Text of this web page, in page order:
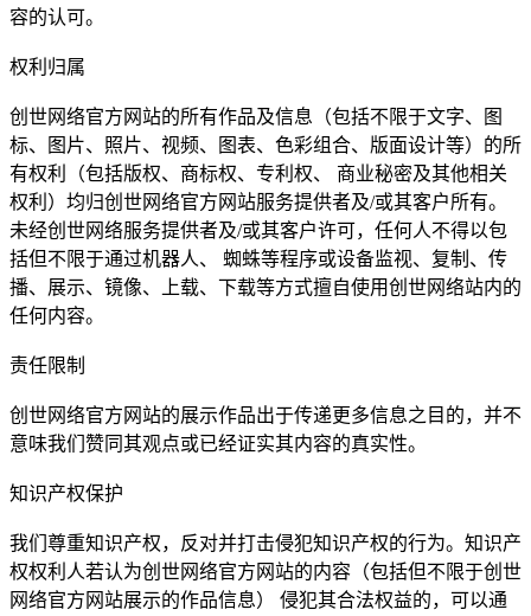
容的认可。
权利归属
创世网络官方网站的所有作品及信息（包括不限于文字、图
标、图片、照片、视频、图表、色彩组合、版面设计等）的所
有权利（包括版权、商标权、专利权、 商业秘密及其他相关
权利）均归创世网络官方网站服务提供者及/或其客户所有。
未经创世网络服务提供者及/或其客户许可，任何人不得以包
括但不限于通过机器人、 蜘蛛等程序或设备监视、复制、传
播、展示、镜像、上载、下载等方式擅自使用创世网络站内的
任何内容。
责任限制
创世网络官方网站的展示作品出于传递更多信息之目的，并不
意味我们赞同其观点或已经证实其内容的真实性。
知识产权保护
我们尊重知识产权，反对并打击侵犯知识产权的行为。知识产
权权利人若认为创世网络官方网站的内容（包括但不限于创世
网络官方网站展示的作品信息） 侵犯其合法权益的，可以通